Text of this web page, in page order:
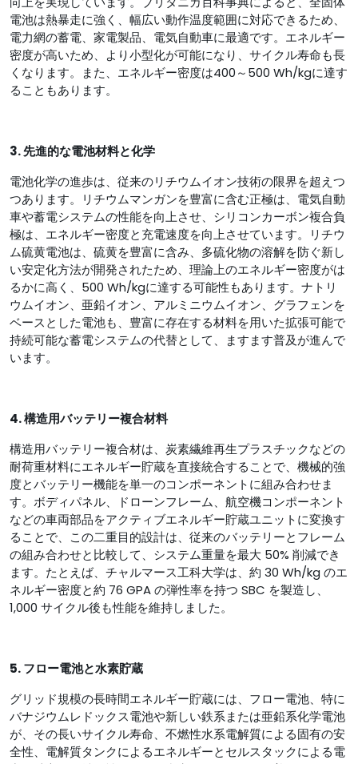
電池は熱暴走に強く、幅広い動作温度範囲に対応できるため、
電力網の蓄電、家電製品、電気自動車に最適です。エネルギー
密度が高いため、より小型化が可能になり、サイクル寿命も長
くなります。また、エネルギー密度は400～500 Wh/kgに達す
ることもあります。
3. 先進的な電池材料と化学
電池化学の進歩は、従来のリチウムイオン技術の限界を超えつ
つあります。リチウムマンガンを豊富に含む正極は、電気自動
車や蓄電システムの性能を向上させ、シリコンカーボン複合負
極は、エネルギー密度と充電速度を向上させています。リチウ
ム硫黄電池は、硫黄を豊富に含み、多硫化物の溶解を防ぐ新し
い安定化方法が開発されたため、理論上のエネルギー密度がは
るかに高く、500 Wh/kgに達する可能性もあります。ナトリ
ウムイオン、亜鉛イオン、アルミニウムイオン、グラフェンを
ベースとした電池も、豊富に存在する材料を用いた拡張可能で
持続可能な蓄電システムの代替として、ますます普及が進んで
います。
4. 構造用バッテリー複合材料
構造用バッテリー複合材は、炭素繊維再生プラスチックなどの
耐荷重材料にエネルギー貯蔵を直接統合することで、機械的強
度とバッテリー機能を単一のコンポーネントに組み合わせま
す。ボディパネル、ドローンフレーム、航空機コンポーネント
などの車両部品をアクティブエネルギー貯蔵ユニットに変換す
ることで、この二重目的設計は、従来のバッテリーとフレーム
の組み合わせと比較して、システム重量を最大 50% 削減でき
ます。たとえば、チャルマース工科大学は、約 30 Wh/kg のエ
ネルギー密度と約 76 GPA の弾性率を持つ SBC を製造し、
1,000 サイクル後も性能を維持しました。
5. フロー電池と水素貯蔵
グリッド規模の長時間エネルギー貯蔵には、フロー電池、特に
バナジウムレド​​ックス電池や新しい鉄系または亜鉛系化学電池
が、その長いサイクル寿命、不燃性水系電解質による固有の安
全性、電解質タンクによるエネルギーとセルスタックによる電